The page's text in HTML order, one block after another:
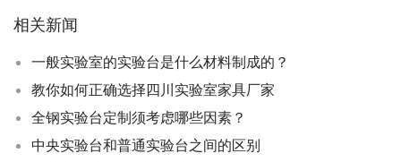
相关新闻
一般实验室的实验台是什么材料制成的？
教你如何正确选择四川实验室家具厂家
全钢实验台定制须考虑哪些因素？
中央实验台和普通实验台之间的区别